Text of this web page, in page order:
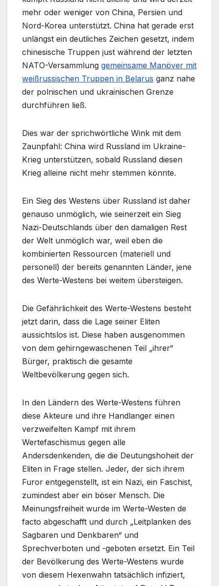
mehr oder weniger von China, Persien und
Nord-Korea unterstützt. China hat gerade erst
unlängst ein deutliches Zeichen gesetzt, indem
chinesische Truppen just während der letzten
NATO-Versammlung gemeinsame Manöver mit
weißrussischen Truppen in Belarus ganz nahe
der polnischen und ukrainischen Grenze
durchführen ließ.
Dies war der sprichwörtliche Wink mit dem
Zaunpfahl: China wird Russland im Ukraine-
Krieg unterstützen, sobald Russland diesen
Krieg alleine nicht mehr stemmen könnte.
Ein Sieg des Westens über Russland ist daher
genauso unmöglich, wie seinerzeit ein Sieg
Nazi-Deutschlands über den damaligen Rest
der Welt unmöglich war, weil eben die
kombinierten Ressourcen (materiell und
personell) der bereits genannten Länder, jene
des Werte-Westens bei weitem übersteigen.
Die Gefährlichkeit des Werte-Westens besteht
jetzt darin, dass die Lage seiner Eliten
aussichtslos ist. Diese haben ausgenommen
von dem gehirngewaschenen Teil „ihrer“
Bürger, praktisch die gesamte
Weltbevölkerung gegen sich.
In den Ländern des Werte-Westens führen
diese Akteure und ihre Handlanger einen
verzweifelten Kampf mit ihrem
Wertefaschismus gegen alle
Andersdenkenden, die die Deutungshoheit der
Eliten in Frage stellen. Jeder, der sich ihrem
Furor entgegenstellt, ist ein Nazi, ein Faschist,
zumindest aber ein böser Mensch. Die
Meinungsfreiheit wurde im Werte-Westen de
facto abgeschafft und durch „Leitplanken des
Sagbaren und Denkbaren“ und
Sprechverboten und -geboten ersetzt. Ein Teil
der Bevölkerung des Werte-Westens wurde
von diesem Hexenwahn tatsächlich infiziert,